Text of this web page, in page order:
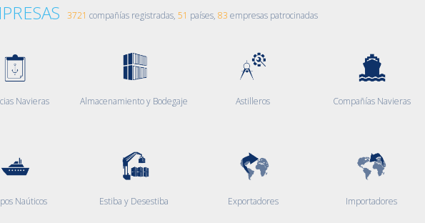
3721 compañías registradas, 51 países, 83 empresas patrocinadas
Navieras Almacenamiento y Bodegaje Astilleros Compañías Navieras
Naúticos Estiba y Desestiba Exportadores Importadores